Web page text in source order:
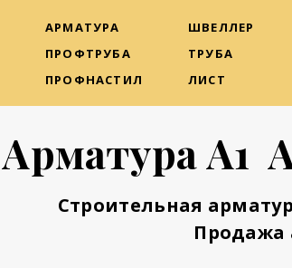
АРМАТУРА
ПРОФТРУБА
ПРОФНАСТИЛ
ШВЕЛЛЕР
ТРУБА
ЛИСТ
Арматура А1
Строительная
Продажа